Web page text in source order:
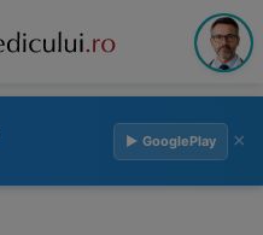
▶ GooglePlay ×